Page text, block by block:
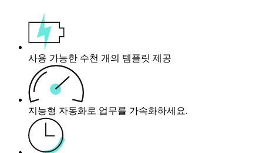
사용 가능한 수천 개의 템플릿 제공
지능형 자동화로 업무를 가속화하세요.